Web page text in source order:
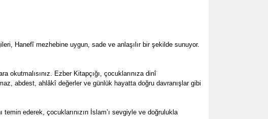
Hanefî mezhebine uygun, sade ve anlaşılır bir şekilde sunuyor.
okutmalısınız. Ezber Kitapçığı, çocuklarınıza dinî
abdest, ahlâkî değerler ve günlük hayatta doğru davranışlar gibi
ederek, çocuklarınızın İslam’ı sevgiyle ve doğrulukla